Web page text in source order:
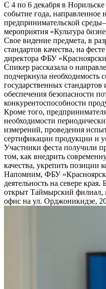
С 4 по 6 декабря в Норильске
событие года, направленное
предпринимательской
мероприятия «Культура
Свое видение предмета, в
стандартов качества, на
директора ФБУ
Спикер рассказала о
подчеркнула необходимость
государственных
обеспечения безопасности
конкурентоспособности
Кроме того,
необходимости
измерений, проведения
сертификации продукции и
Участники феста получили
том, как внедрить
качества, укрепить позиции
Напомним, ФБУ
деятельность на севере
открыт Таймырский филиал,
офис на ул. Орджоникидзе,